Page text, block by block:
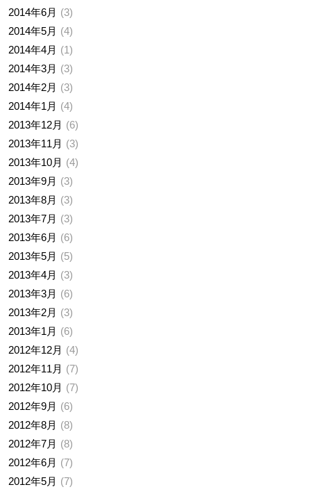
2014年6月
3
2014年5月
4
2014年4月
1
2014年3月
3
2014年2月
3
2014年1月
4
2013年12月
6
2013年11月
3
2013年10月
4
2013年9月
3
2013年8月
3
2013年7月
3
2013年6月
6
2013年5月
5
2013年4月
3
2013年3月
6
2013年2月
3
2013年1月
6
2012年12月
4
2012年11月
7
2012年10月
7
2012年9月
6
2012年8月
8
2012年7月
8
2012年6月
7
2012年5月
7